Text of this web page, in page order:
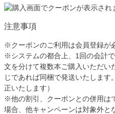
注意事項
※クーポンのご利用は会員登録が
※システムの都合上、1回の会計
文を分けて複数本ご購入いただい
じであれば同梱で発送いたしま
正いたします）
※他の割引、クーポンとの併用は
場合、他キャンペーンは対象外と